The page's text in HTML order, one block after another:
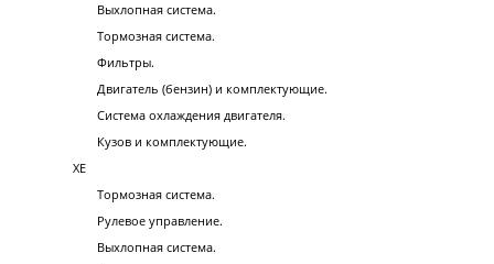
Выхлопная система.
Тормозная система.
Фильтры.
Двигатель (бензин) и комплектующие.
Система охлаждения двигателя.
Кузов и комплектующие.
XE
Тормозная система.
Рулевое управление.
Выхлопная система.